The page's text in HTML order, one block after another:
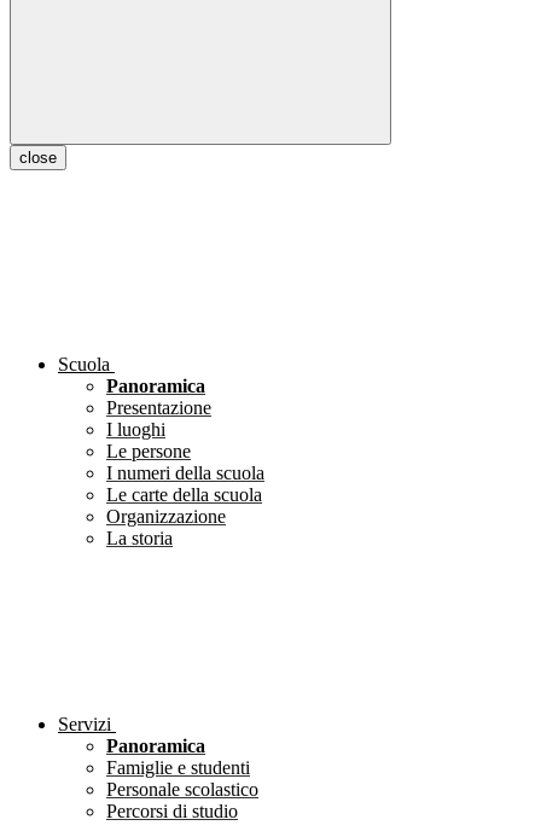
close
Scuola
Panoramica
Presentazione
I luoghi
Le persone
I numeri della scuola
Le carte della scuola
Organizzazione
La storia
Servizi
Panoramica
Famiglie e studenti
Personale scolastico
Percorsi di studio